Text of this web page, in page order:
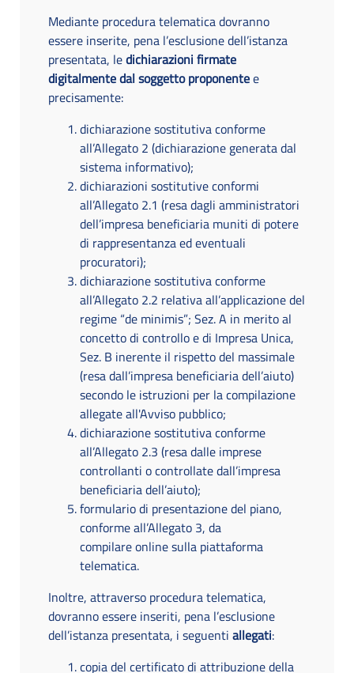
Mediante procedura telematica dovranno
essere inserite, pena l’esclusione dell’istanza
presentata, ledichiarazioni firmate
digitalmente dal soggetto proponentee
precisamente:
dichiarazione sostitutiva conforme
all’Allegato 2 (dichiarazione generata dal
sistema informativo);
dichiarazioni sostitutive conformi
all’Allegato 2.1 (resa dagli amministratori
dell’impresa beneficiaria muniti di potere
di rappresentanza ed eventuali
procuratori);
dichiarazione sostitutiva conforme
all’Allegato 2.2 relativa all’applicazione del
regime “de minimis”; Sez. A in merito al
concetto di controllo e di Impresa Unica,
Sez. B inerente il rispetto del massimale
(resa dall’impresa beneficiaria dell’aiuto)
secondo le istruzioni per la compilazione
allegate all'Avviso pubblico;
dichiarazione sostitutiva conforme
all’Allegato 2.3 (resa dalle imprese
controllanti o controllate dall’impresa
beneficiaria dell’aiuto);
formulario di presentazione del piano,
conforme all’Allegato 3, da
compilare online sulla piattaforma
telematica.
Inoltre, attraverso procedura telematica,
dovranno essere inseriti, pena l’esclusione
dell’istanza presentata, i seguenti allegati:
copia del certificato di attribuzione della